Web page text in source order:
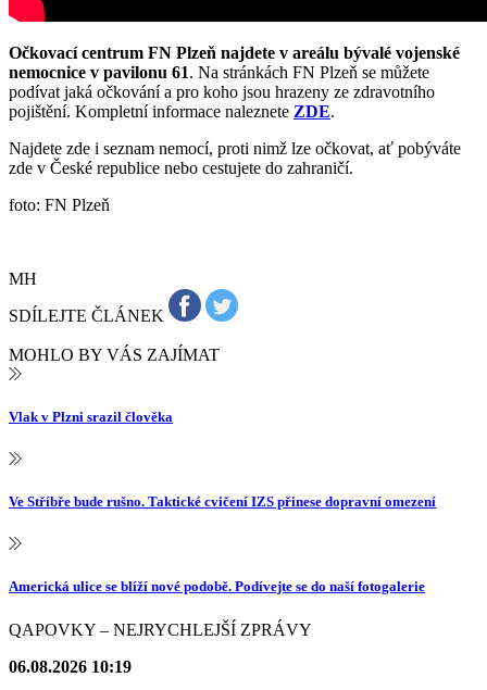
Očkovací centrum FN Plzeň najdete v areálu bývalé vojenské
nemocnice v pavilonu 61. Na stránkách FN Plzeň se můžete
podívat jaká očkování a pro koho jsou hrazeny ze zdravotního
pojištění. Kompletní informace naleznete ZDE.
Najdete zde i seznam nemocí, proti nimž lze očkovat, ať pobýváte
zde v České republice nebo cestujete do zahraničí.
foto: FN Plzeň
MH
SDÍLEJTE ČLÁNEK
MOHLO BY VÁS ZAJÍMAT
Vlak v Plzni srazil člověka
Ve Stříbře bude rušno. Taktické cvičení IZS přinese dopravní omezení
Americká ulice se blíží nové podobě. Podívejte se do naší fotogalerie
QAPOVKY – NEJRYCHLEJŠÍ ZPRÁVY
06.08.2026 10:19